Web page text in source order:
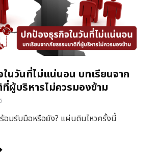
นวันที่ไม่แน่นอน บทเรียนจาก
ผู้บริหารไม่ควรมองข้าม
มรับมือหรือยัง? แผ่นดินไหวครั้งนี้